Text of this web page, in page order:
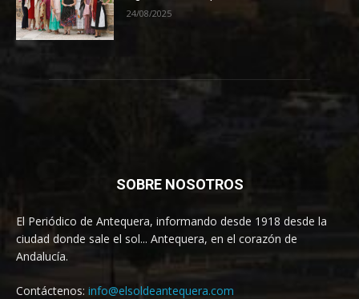
24/08/2025
SOBRE NOSOTROS
El Periódico de Antequera, informando desde 1918 desde la
ciudad donde sale el sol... Antequera, en el corazón de
Andalucía.
Contáctenos: info@elsoldeantequera.com